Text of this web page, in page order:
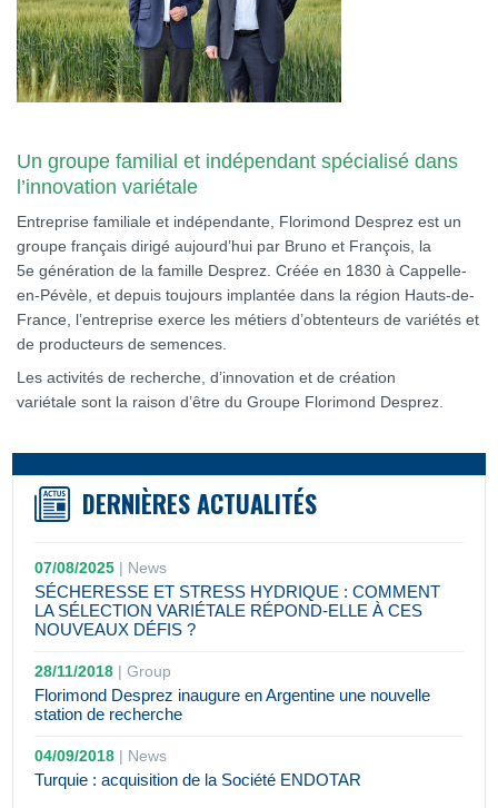
Un groupe familial et indépendant spécialisé dans
l’innovation variétale
Entreprise familiale et indépendante, Florimond Desprez est un
groupe français dirigé aujourd’hui par Bruno et François, la
5e génération de la famille Desprez. Créée en 1830 à Cappelle-
en-Pévèle, et depuis toujours implantée dans la région Hauts-de-
France, l’entreprise exerce les métiers d’obtenteurs de variétés et
de producteurs de semences.
Les activités de recherche, d’innovation et de création
variétale sont la raison d’être du Groupe Florimond Desprez.
DERNIÈRES ACTUALITÉS
07/08/2025 | News
SÉCHERESSE ET STRESS HYDRIQUE : COMMENT
LA SÉLECTION VARIÉTALE RÉPOND-ELLE À CES
NOUVEAUX DÉFIS ?
28/11/2018 |Group
Florimond Desprez inaugure en Argentine une nouvelle
station de recherche
04/09/2018 | News
Turquie : acquisition de la Société ENDOTAR